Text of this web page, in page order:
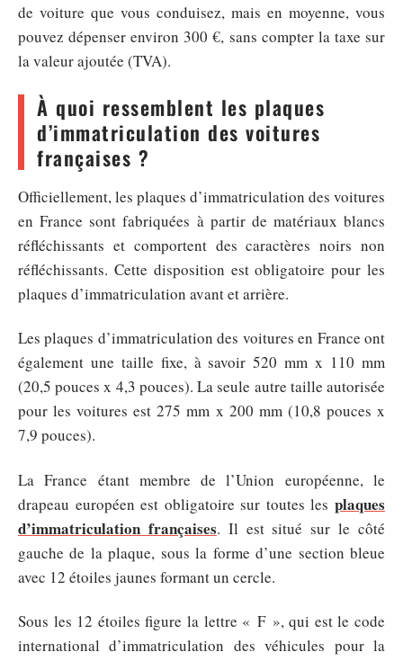
de voiture que vous conduisez, mais en moyenne, vous
pouvez dépenser environ 300 €, sans compter la taxe sur
la valeur ajoutée (TVA).
À quoi ressemblent les plaques
d’immatriculation des voitures
françaises ?
Officiellement, les plaques d’immatriculation des voitures
en France sont fabriquées à partir de matériaux blancs
réfléchissants et comportent des caractères noirs non
réfléchissants. Cette disposition est obligatoire pour les
plaques d’immatriculation avant et arrière.
Les plaques d’immatriculation des voitures en France ont
également une taille fixe, à savoir 520 mm x 110 mm
(20,5 pouces x 4,3 pouces). La seule autre taille autorisée
pour les voitures est 275 mm x 200 mm (10,8 pouces x
7,9 pouces).
La France étant membre de l’Union européenne, le
drapeau européen est obligatoire sur toutes les plaques
d’immatriculation françaises. Il est situé sur le côté
gauche de la plaque, sous la forme d’une section bleue
avec 12 étoiles jaunes formant un cercle.
Sous les 12 étoiles figure la lettre « F », qui est le code
international d’immatriculation des véhicules pour la